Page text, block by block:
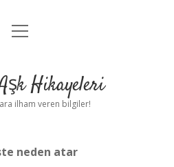
Anasayfa
Uyarı
menüyü
Hikayeleri
ilham veren bilgiler!
neden atar